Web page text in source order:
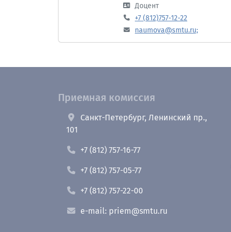
Доцент
+7 (812)757-12-22
naumova@smtu.ru;
Приемная комиссия
Санкт-Петербург, Ленинский пр.,
101
+7 (812) 757-16-77
+7 (812) 757-05-77
+7 (812) 757-22-00
e-mail: priem@smtu.ru